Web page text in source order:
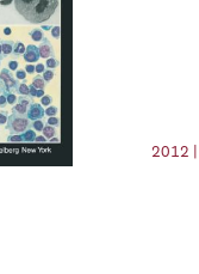
2012